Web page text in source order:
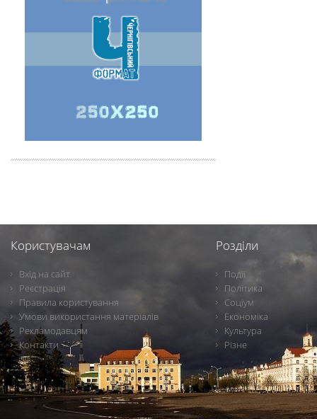
Користувачам
Вхід на сайт
Реєстрація
Правила користування
Умови використання матеріалів
Рекламодавцям
Контакти
Розділи
Події
Політика
Соціум
Економіка
Культура
Різне